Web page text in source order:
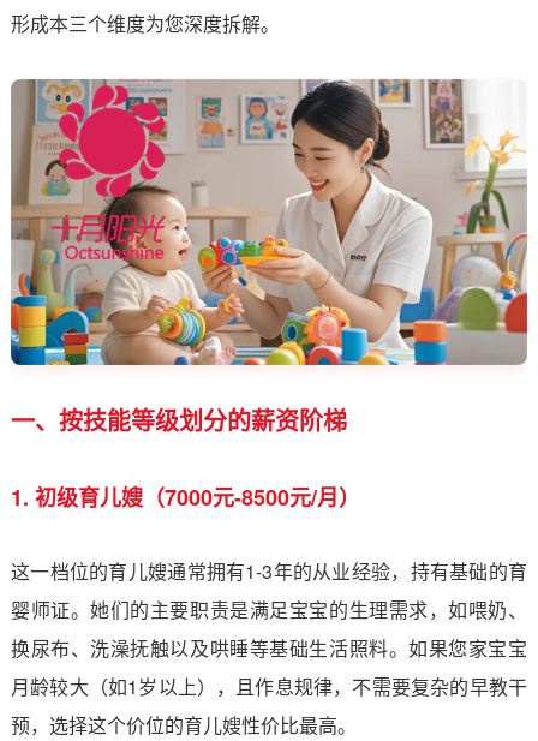
形成本三个维度为您深度拆解。
一、按技能等级划分的薪资阶梯
1. 初级育儿嫂（7000元-8500元/月）
这一档位的育儿嫂通常拥有1-3年的从业经验，持有基础的育
婴师证。她们的主要职责是满足宝宝的生理需求，如喂奶、
换尿布、洗澡抚触以及哄睡等基础生活照料。如果您家宝宝
月龄较大（如1岁以上），且作息规律，不需要复杂的早教干
预，选择这个价位的育儿嫂性价比最高。